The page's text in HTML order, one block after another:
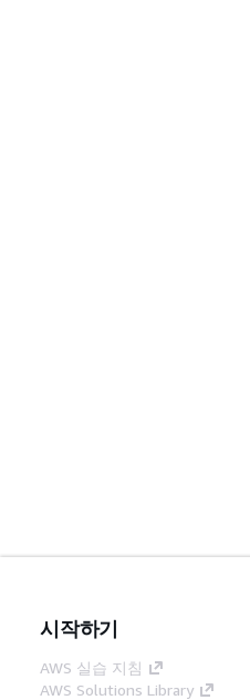
시작하기
AWS 실습 지침
AWS Solutions Library